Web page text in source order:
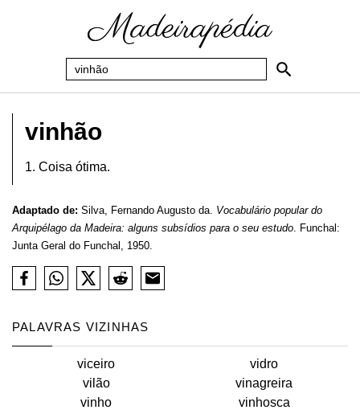
vinhão
1. Coisa ótima.
Adaptado de: Silva, Fernando Augusto da. Vocabulário popular do
Arquipélago da Madeira: alguns subsídios para o seu estudo. Funchal:
Junta Geral do Funchal, 1950.
PALAVRAS VIZINHAS
viceiro
vidro
vilão
vinagreira
vinho
vinhosca